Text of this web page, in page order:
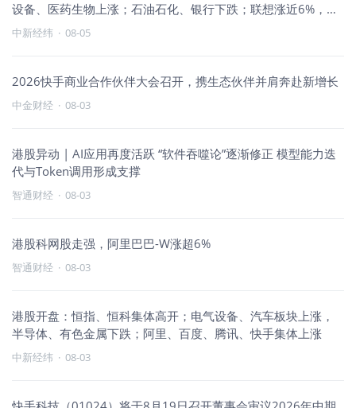
设备、医药生物上涨；石油石化、银行下跌；联想涨近6%，网
易、小米、快手飘绿
中新经纬 · 08-05
2026快手商业合作伙伴大会召开，携生态伙伴并肩奔赴新增长
中金财经 · 08-03
港股异动 | AI应用再度活跃 “软件吞噬论”逐渐修正 模型能力迭
代与Token调用形成支撑
智通财经 · 08-03
港股科网股走强，阿里巴巴-W涨超6%
智通财经 · 08-03
港股开盘：恒指、恒科集体高开；电气设备、汽车板块上涨，
半导体、有色金属下跌；阿里、百度、腾讯、快手集体上涨
中新经纬 · 08-03